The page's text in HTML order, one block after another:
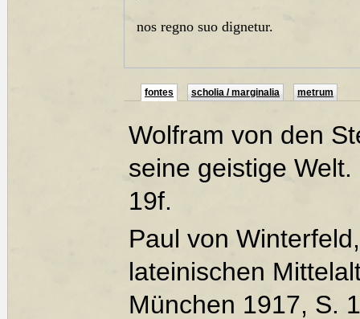
nos regno suo dignetur.
fontes scholia / marginalia metrum
Wolfram von den
seine geistige
19f.
Paul von
lateinischen
München 1917, S.